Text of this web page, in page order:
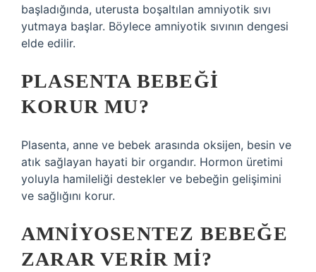
başladığında, uterusta boşaltılan amniyotik sıvı
yutmaya başlar. Böylece amniyotik sıvının dengesi
elde edilir.
PLASENTA BEBEĞI
KORUR MU?
Plasenta, anne ve bebek arasında oksijen, besin ve
atık sağlayan hayati bir organdır. Hormon üretimi
yoluyla hamileliği destekler ve bebeğin gelişimini
ve sağlığını korur.
AMNIYOSENTEZ BEBEĞE
ZARAR VERIR MI?